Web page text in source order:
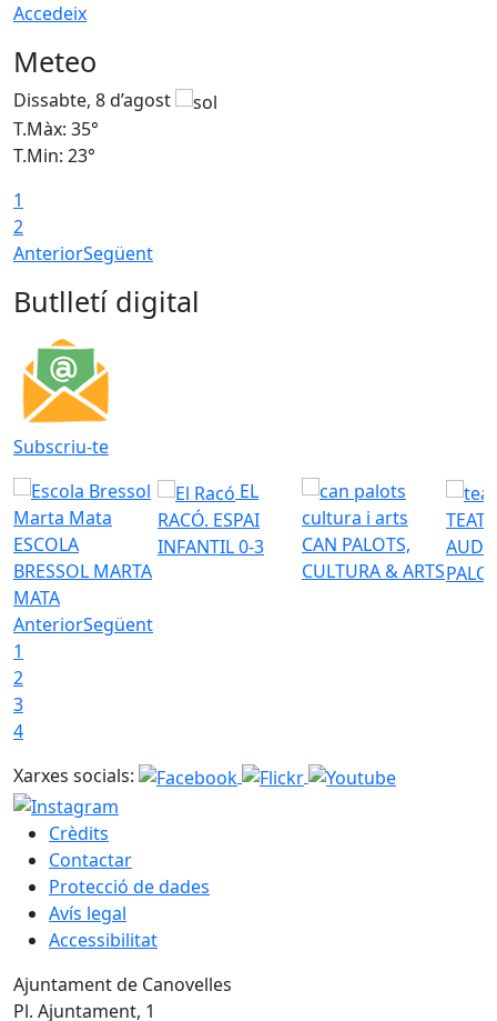
Accedeix
Meteo
Dissabte, 8 d’agost
T.Màx: 35°
T.Min: 23°
1
2
AnteriorSegüent
Butlletí digital
Subscriu-te
ESCOLA
BRESSOL MARTA
MATA
EL
RACÓ. ESPAI
INFANTIL 0-3
CAN PALOTS,
CULTURA & ARTS
AnteriorSegüent
1
2
3
4
Xarxes socials:
Crèdits
Contactar
Protecció de dades
Avís legal
Accessibilitat
Ajuntament de Canovelles
Pl. Ajuntament, 1